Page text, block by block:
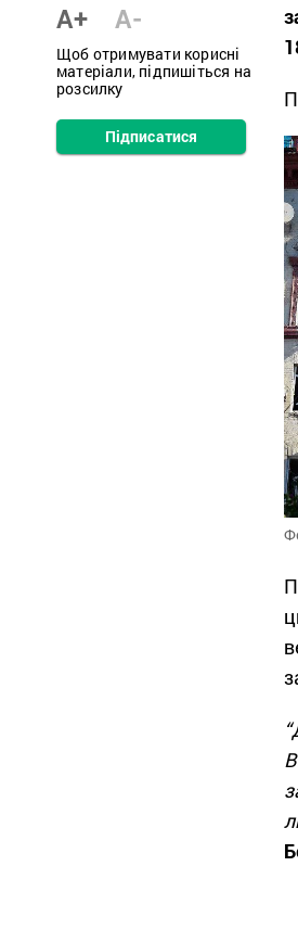
A+ A-
Щоб отримувати корисні
матеріали, підпишіться на
розсилку
Підписатися